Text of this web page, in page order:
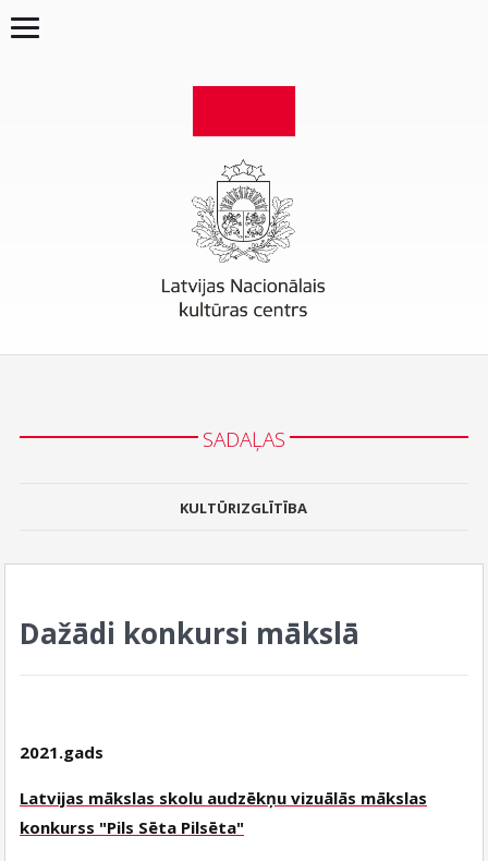
SADAĻAS
KULTŪRIZGLĪTĪBA
Dažādi konkursi mākslā
2021.gads
Latvijas mākslas skolu audzēkņu vizuālās mākslas
konkurss "Pils Sēta Pilsēta"